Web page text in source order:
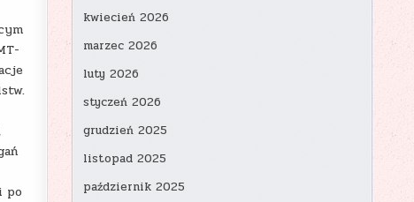
po
kwiecień 2026
marzec 2026
luty 2026
styczeń 2026
grudzień 2025
listopad 2025
październik 2025